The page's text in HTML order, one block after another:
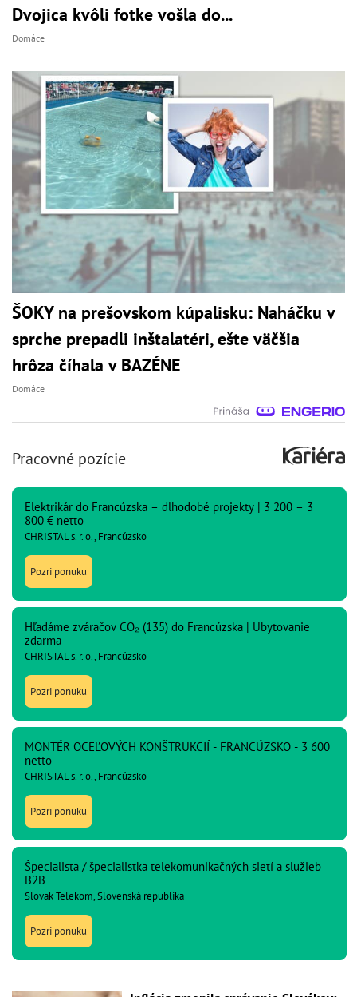
Dvojica kvôli fotke vošla do...
Domáce
ŠOKY na prešovskom kúpalisku: Naháčku v
sprche prepadli inštalatéri, ešte väčšia
hrôza číhala v BAZÉNE
Domáce
Pracovné pozície
Elektrikár do Francúzska – dlhodobé projekty | 3 200 – 3
800 € netto
CHRISTAL s. r. o., Francúzsko
Pozri ponuku
Hľadáme zváračov CO₂ (135) do Francúzska | Ubytovanie
zdarma
CHRISTAL s. r. o., Francúzsko
Pozri ponuku
MONTÉR OCEĽOVÝCH KONŠTRUKCIÍ - FRANCÚZSKO - 3 600
netto
CHRISTAL s. r. o., Francúzsko
Pozri ponuku
Špecialista / špecialistka telekomunikačných sietí a služieb
B2B
Slovak Telekom, Slovenská republika
Pozri ponuku